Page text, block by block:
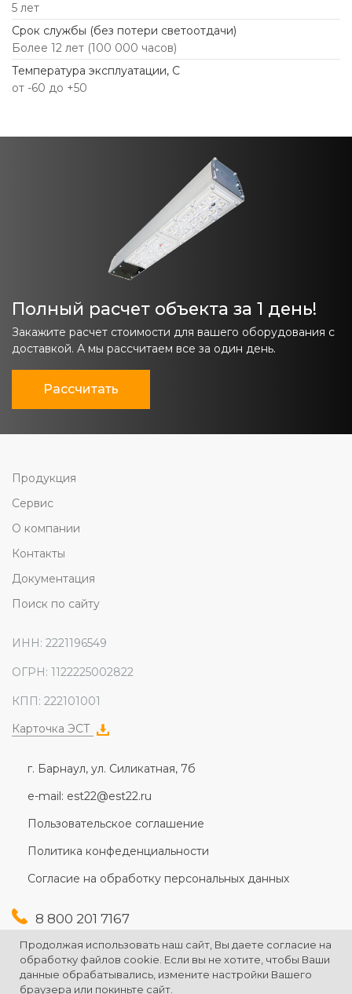
5 лет
Срок службы (без потери светоотдачи)
Более 12 лет (100 000 часов)
Температура эксплуатации, С
от -60 до +50
Полный расчет объекта за 1 день!
Закажите расчет стоимости для вашего оборудования с
доставкой. А мы рассчитаем все за один день.
Рассчитать
Продукция
Сервис
О компании
Контакты
Документация
Поиск по сайту
ИНН: 2221196549
ОГРН: 1122225002822
КПП: 222101001
Карточка ЭСТ
г. Барнаул, ул. Силикатная, 7б
e-mail: est22@est22.ru
Пользовательское соглашение
Политика конфеденциальности
Согласие на обработку персональных данных
8 800 201 7167
+7 (3852) 607-167
+7 (3852) 226-176
Продолжая использовать наш сайт, Вы даете согласие на
обработку файлов cookie. Если вы не хотите, чтобы Ваши
данные обрабатывались, измените настройки Вашего
браузера или покиньте сайт.